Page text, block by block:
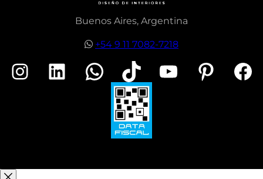
Buenos Aires, Argentina
+54 9 11 7082-7218
Instagram LinkedIn WhatsApp TikTok YouTube Pinterest Facebook